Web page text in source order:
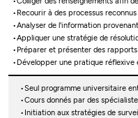
Recourir à des processus
Analyser de l'information
Appliquer une stratégie de
Préparer et présenter des
Développer une pratique réflexive
Seul programme universitaire
Cours donnés par des
Initiation aux stratégies de